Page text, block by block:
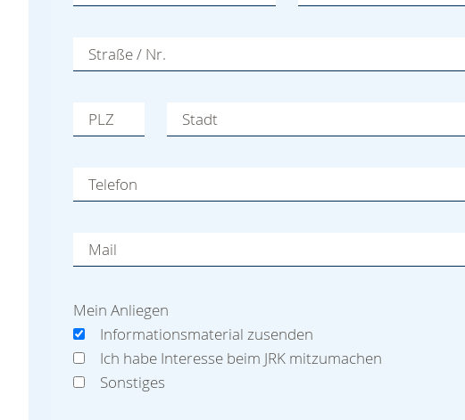
Straße / Nr.
PLZ Stadt
Telefon
Mail
Mein Anliegen
Informationsmaterial zusenden
Ich habe Interesse beim JRK mitzumachen
Sonstiges